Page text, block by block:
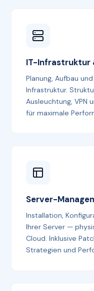
IT-Infrastruktur
Planung, Aufbau
Infrastruktur.
Ausleuchtung, VPN
für maximale
Server-
Installation,
Ihrer Server —
Cloud. Inklusive
Strategien und